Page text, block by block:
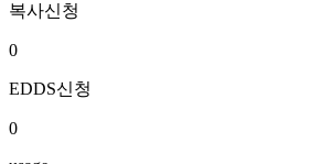
복사신청
0
EDDS신청
0